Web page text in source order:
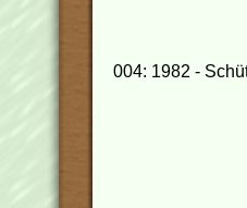
004: 1982 -